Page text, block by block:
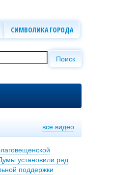
СИМВОЛИКА ГОРОДА
поиска
все видео
установили ряд
поддержки